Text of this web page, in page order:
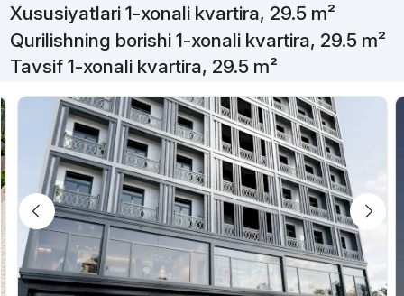
Xususiyatlari 1-xonali kvartira, 29.5 m²
Qurilishning borishi 1-xonali kvartira, 29.5 m²
Tavsif 1-xonali kvartira, 29.5 m²